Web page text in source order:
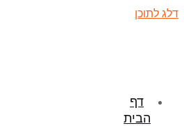
דלג לתוכן
דף
הבית